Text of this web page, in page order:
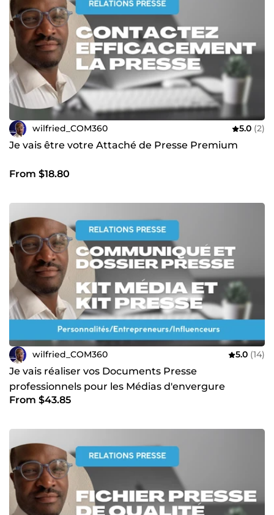
wilfried_COM360 5.0 (2)
Je vais être votre Attaché de Presse Premium
From $18.80
wilfried_COM360 5.0 (14)
Je vais réaliser vos Documents Presse
professionnels pour les Médias d'envergure
From $43.85